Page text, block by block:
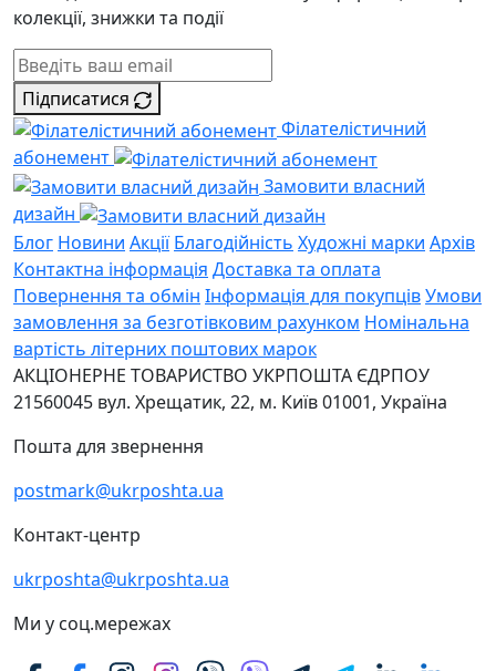
колекції, знижки та події
Підписатися
Філателістичний
абонемент
Замовити власний
дизайн
Блог Новини Акції Благодійність Художні марки Архів
Контактна інформація Доставка та оплата
Повернення та обмін Інформація для покупцівУмови
замовлення за безготівковим рахунком Номінальна
вартість літерних поштових марок
АКЦІОНЕРНЕ ТОВАРИСТВО УКРПОШТА ЄДРПОУ
21560045 вул. Хрещатик, 22, м. Київ01001, Україна
Пошта для звернення
postmark@ukrposhta.ua
Контакт-центр
ukrposhta@ukrposhta.ua
Ми у соц.мережах